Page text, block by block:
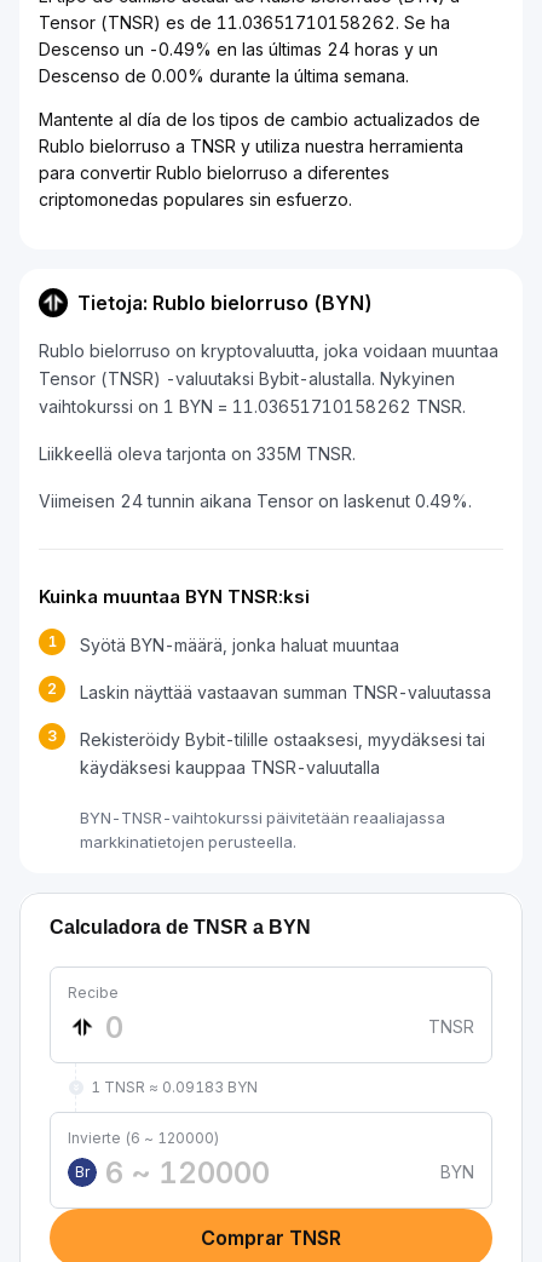
Tensor (TNSR) es de 11.03651710158262. Se ha
Descenso un -0.49% en las últimas 24 horas y un
Descenso de 0.00% durante la última semana.
Mantente al día de los tipos de cambio actualizados de
Rublo bielorruso a TNSR y utiliza nuestra herramienta
para convertir Rublo bielorruso a diferentes
criptomonedas populares sin esfuerzo.
Tietoja: Rublo bielorruso (BYN)
Rublo bielorruso on kryptovaluutta, joka voidaan muuntaa
Tensor (TNSR) -valuutaksi Bybit-alustalla. Nykyinen
vaihtokurssi on 1 BYN = 11.03651710158262 TNSR.
Liikkeellä oleva tarjonta on 335M TNSR.
Viimeisen 24 tunnin aikana Tensor on laskenut 0.49%.
Kuinka muuntaa BYN TNSR:ksi
1 Syötä BYN-määrä, jonka haluat muuntaa
2 Laskin näyttää vastaavan summan TNSR-valuutassa
3
Rekisteröidy Bybit-tilille ostaaksesi, myydäksesi tai
käydäksesi kauppaa TNSR-valuutalla
BYN-TNSR-vaihtokurssi päivitetään reaaliajassa
markkinatietojen perusteella.
Calculadora de TNSR a BYN
Recibe
TNSR
1 TNSR ≈ 0.09183 BYN
Invierte (6 ~ 120000)
Br
BYN
Comprar TNSR